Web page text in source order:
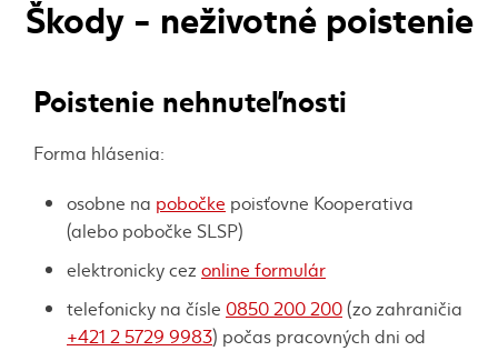
Škody - neživotné poistenie
Poistenie nehnuteľnosti
Forma hlásenia:
osobne na pobočke poisťovne Kooperativa
(alebo pobočke SLSP)
elektronicky cez online formulár
telefonicky na čísle 0850 200 200(zo zahraničia
+421 2 5729 9983) počas pracovných dni od